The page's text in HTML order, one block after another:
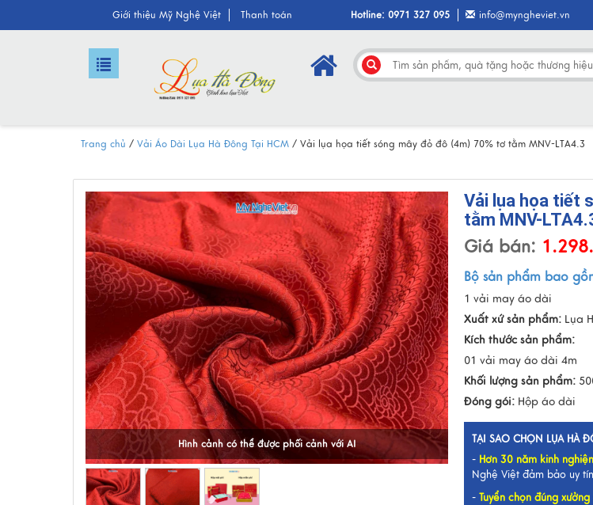
Giới thiệu Mỹ Nghệ Việt Thanh toán Hotline: 0971 327 095 info@myngheviet.vn
Trang chủ / Vải Áo Dài Lụa Hà Đông Tại HCM / Vải lụa họa tiết sóng mây đỏ đô (4m) 70% tơ tằm MNV-LTA4.3
Hình cảnh có thể được phối cảnh với AI
Vải lụa họa tiết
tằm MNV-
Giá bán:
Bộ sản phẩm bao
1 vải may áo dài
Xuất xứ sản phẩm: Lụa
Kích thước sản phẩm:
01 vải may áo dài 4m
Khối lượng sản phẩm:
Đóng gói: Hộp áo dài
TẠI SAO CHỌN LỤA HÀ
- Hơn 30 năm kinh
Nghệ Việt đảm bảo uy
-Tuyển chọn đúng xưởng